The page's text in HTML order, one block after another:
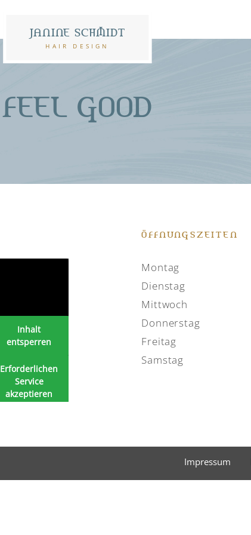
JANINE SCHMIDT
HAIR DESIGN
FEEL GOOD
Inhalt
entsperren
Erforderlichen
Service
akzeptieren
ÖFFNUNGSZEITEN
Montag
Dienstag
Mittwoch
Donnerstag
Freitag
Samstag
Impressum